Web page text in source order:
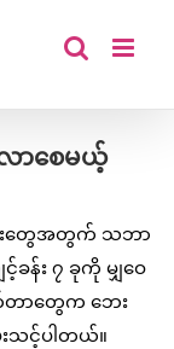
ာစေမယ့်
းတွေအတွက် သဘာ
န်း ၇ ခုကို မျှဝေ
တာတွေက ဘေး
းသင့်ပါတယ်။